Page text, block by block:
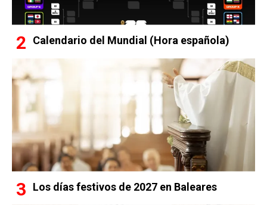
Calendario del Mundial (Hora española)
Los días festivos de 2027 en Baleares